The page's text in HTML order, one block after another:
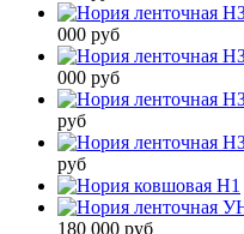
000 руб
000 руб
руб
руб
180 000 руб